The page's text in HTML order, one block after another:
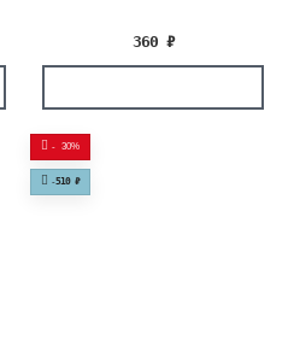
360 ₽
- 30%
-510 ₽